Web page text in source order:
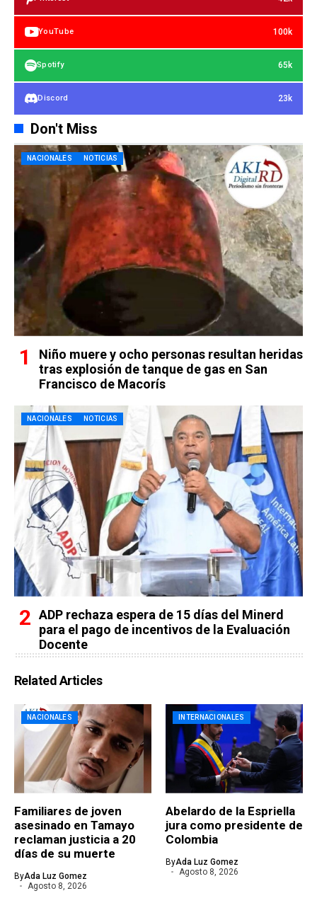
YouTube 100k
Spotify 65k
Discord 23k
Don't Miss
NACIONALES NOTICIAS
Niño muere y ocho personas resultan heridas
tras explosión de tanque de gas en San
Francisco de Macorís
NACIONALES NOTICIAS
ADP rechaza espera de 15 días del Minerd
para el pago de incentivos de la Evaluación
Docente
Related Articles
NACIONALES
Familiares de joven
asesinado en Tamayo
reclaman justicia a 20
días de su muerte
ByAda Luz Gomez
Agosto 8, 2026
INTERNACIONALES
Abelardo de la Espriella
jura como presidente de
Colombia
ByAda Luz Gomez
Agosto 8, 2026